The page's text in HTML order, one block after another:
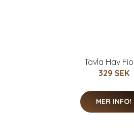
Tavla Hav
329 SEK
MER INFO!